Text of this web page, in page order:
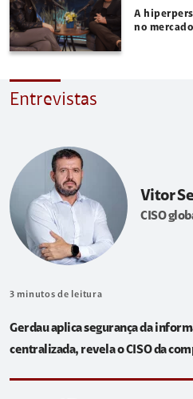
A
no
Entrevistas
Vitor
CISO
3 minutos de leitura
Gerdau aplica segurança da
centralizada, revela o CISO da